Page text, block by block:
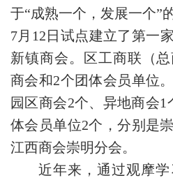
于“成熟一个，发展一个”
7月12日试点建立了第
新镇商会。区工商联（
商会和2个团体会员单位
园区商会2个、异地商会1
体会员单位2个，分别是
江西商会崇明分会。
近年来，通过观摩